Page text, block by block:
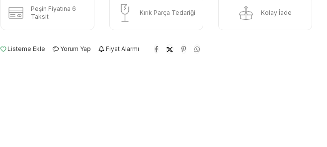
Peşin Fiyatına 6
Taksit
Kırık Parça Tedariği Kolay İade
Listeme Ekle Yorum Yap Fiyat Alarmı